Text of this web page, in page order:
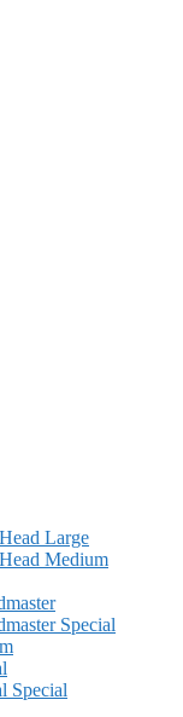
Large
Medium
Special
Special